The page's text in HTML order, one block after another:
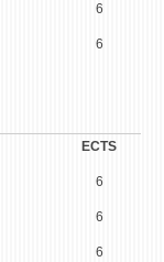
6
6
ECTS
6
6
6